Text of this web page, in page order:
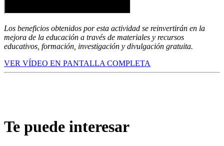
Los beneficios obtenidos por esta actividad se reinvertirán en la
mejora de la educación a través de materiales y recursos
educativos, formación, investigación y divulgación gratuita.
VER VÍDEO EN PANTALLA COMPLETA
Te puede interesar